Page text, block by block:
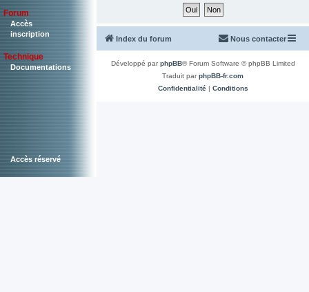
Forum
Accès
inscription
Technique
Documentations
Accès réservé
Index du forum Nous contacter
Développé parphpBB® Forum Software © phpBB Limited
Traduit parphpBB-fr.com
Confidentialité| Conditions